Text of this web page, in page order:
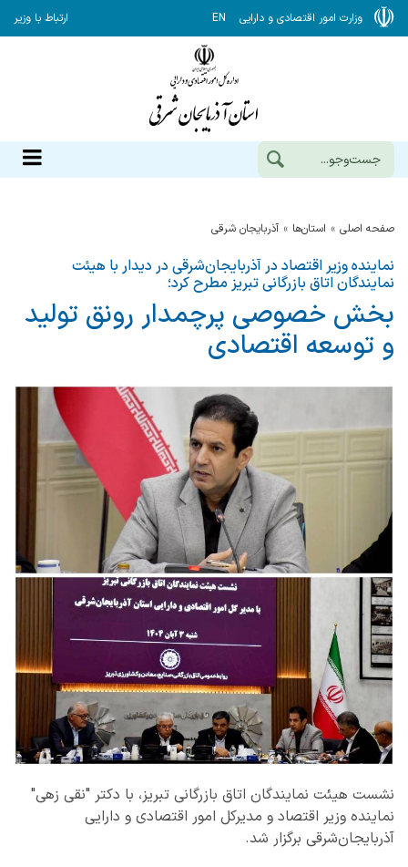
وزارت امور اقتصادی و دارایی EN ارتباط با وزیر
صفحه اصلی استان‌ها آذربايجان شرقي
نماینده وزیر اقتصاد در آذربایجان‌شرقی در دیدار با هیئت
نمایندگان اتاق بازرگانی تبریز مطرح کرد؛
بخش خصوصی پرچمدار رونق تولید
و توسعه اقتصادی
نشست هیئت نمایندگان اتاق بازرگانی تبریز، با دکتر "نقی زهی"
نماینده وزیر اقتصاد و مدیرکل امور اقتصادی و دارایی
آذربایجان‌شرقی برگزار شد.